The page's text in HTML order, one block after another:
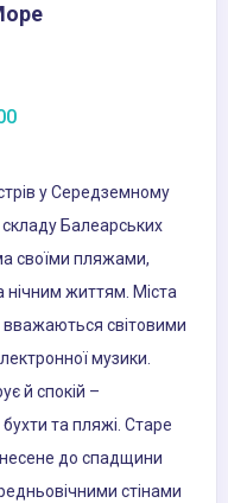
у Середземному
Балеарських
своїми пляжами,
життям. Міста
вважаються світовими
музики.
й спокій –
та пляжі. Старе
до спадщини
стінами